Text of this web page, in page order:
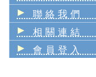
聯絡我們
相關連結
會員登入